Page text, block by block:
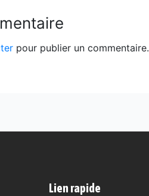
pour publier un commentaire.
Lien rapide